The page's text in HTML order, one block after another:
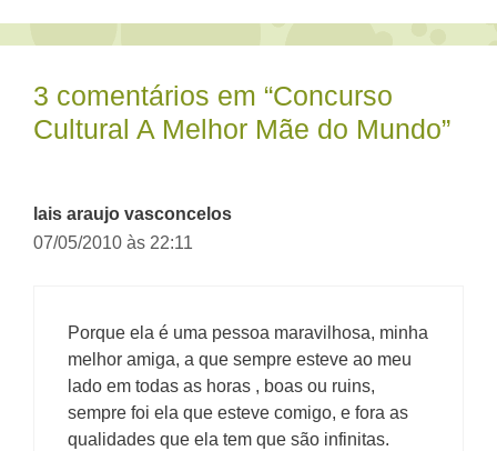
3 comentários em “Concurso
Cultural A Melhor Mãe do Mundo”
lais araujo vasconcelos
07/05/2010 às 22:11
Porque ela é uma pessoa maravilhosa, minha
melhor amiga, a que sempre esteve ao meu
lado em todas as horas , boas ou ruins,
sempre foi ela que esteve comigo, e fora as
qualidades que ela tem que são infinitas.